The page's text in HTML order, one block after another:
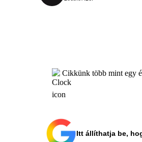
Cikkünk több mint egy
Itt állíthatja be,